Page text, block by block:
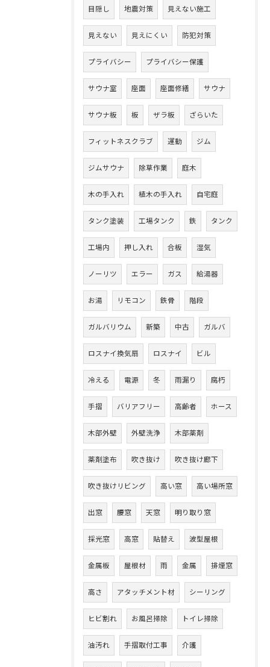
目隠し 地震対策 見えない施工
見えない 見えにくい 防犯対策
プライバシー プライバシー保護
サウナ室 座面 座面修繕 サウナ
サウナ板 板 ザラ板 ざらいた
フィットネスクラブ 運動 ジム
ジムサウナ 除草作業 庭木
木の手入れ 植木の手入れ 自宅庭
タンク塗装 工場タンク 鉄 タンク
工場内 押し入れ 合板 湿気
ノーリツ エラー ガス 給湯器
お湯 リモコン 鉄骨 階段
ガルバリウム 新築 中古 ガルバ
ロスナイ換気扇 ロスナイ ビル
冷える 電源 冬 雨漏り 腐朽
手摺 バリアフリー 高齢者 ホース
木部外壁 外壁洗浄 木部薬剤
薬剤塗布 吹き抜け 吹き抜け廊下
吹き抜けリビング 高い窓 高い場所窓
出窓 腰窓 天窓 明り取り窓
採光窓 高窓 貼替え 波型屋根
金属板 屋根材 雨 金属 排煙窓
高さ アタッチメント材 シーリング
ヒビ割れ お風呂掃除 トイレ掃除
油汚れ 手摺取付工事 介護